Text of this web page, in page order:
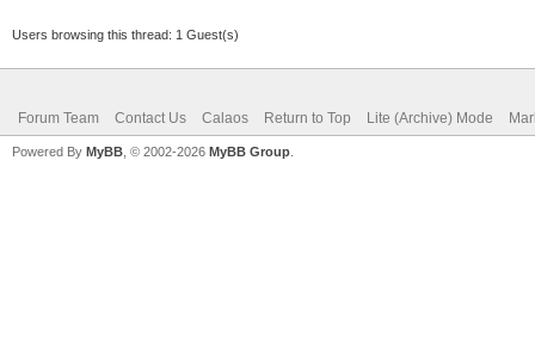
Users browsing this thread: 1 Guest(s)
Forum Team Contact Us Calaos Return to Top Lite (Archive) Mode
Powered By MyBB , © 2002-2026 MyBB Group